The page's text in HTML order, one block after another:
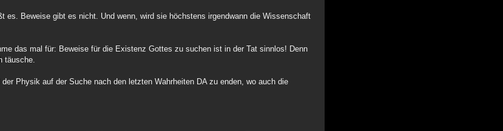
Beweise gibt es nicht. Und wenn, wird sie höchstens irgendwann die Wissenschaft
das mal für: Beweise für die Existenz Gottes zu suchen ist in der Tat sinnlos! Denn
täusche.
Physik auf der Suche nach den letzten Wahrheiten DA zu enden, wo auch die